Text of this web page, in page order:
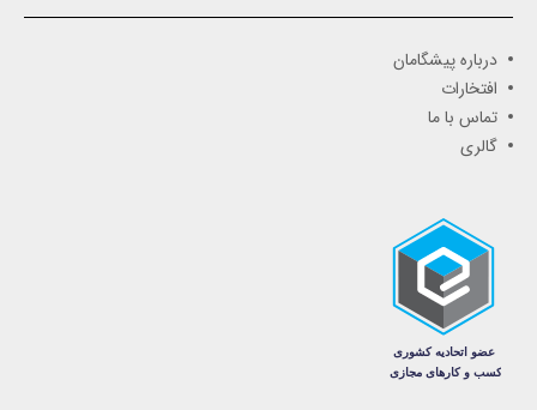
درباره پیشگامان
افتخارات
تماس با ما
گالری